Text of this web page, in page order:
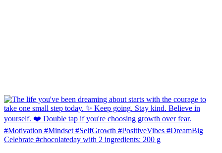
Celebrate #chocolateday with 2 ingredients: 200 g